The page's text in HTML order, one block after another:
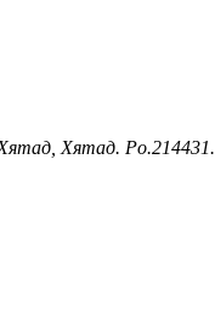
Хятад. Po.214431.